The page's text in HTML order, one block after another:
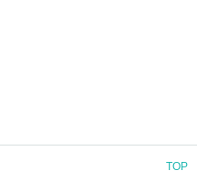
TOP